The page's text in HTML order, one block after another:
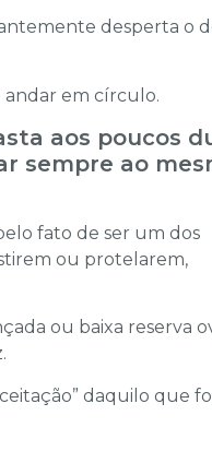
desperta o
andar em círculo.
aos poucos
sempre ao
fato de ser um dos
ou protelarem,
ou baixa reserva
daquilo que